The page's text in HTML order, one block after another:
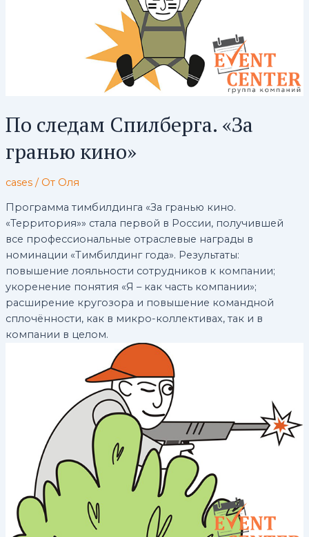
По следам Спилберга. «За
гранью кино»
cases/ От Оля
Программа тимбилдинга «За гранью кино.
«Территория»» стала первой в России, получившей
все профессиональные отраслевые награды в
номинации «Тимбилдинг года». Результаты:
повышение лояльности сотрудников к компании;
укоренение понятия «Я – как часть компании»;
расширение кругозора и повышение командной
сплочённости, как в микро-коллективах, так и в
компании в целом.